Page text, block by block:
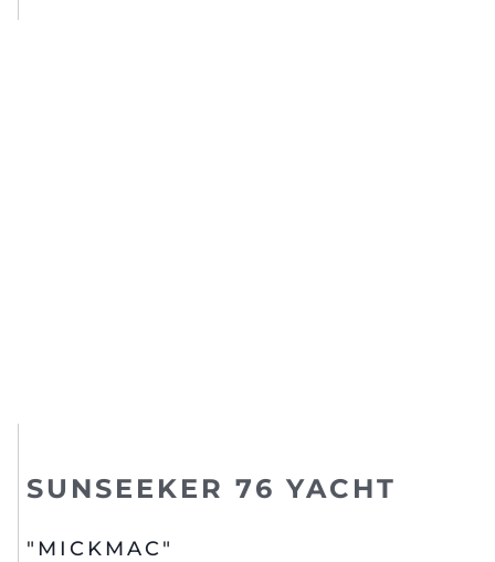
SUNSEEKER 76 YACHT
"MICKMAC"